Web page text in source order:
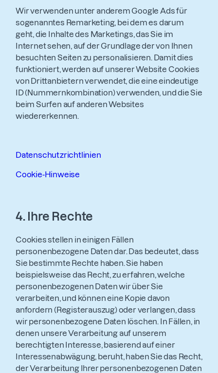
Wir verwenden unter anderem Google Ads für
sogenanntes Remarketing, bei dem es darum
geht, die Inhalte des Marketings, das Sie im
Internet sehen, auf der Grundlage der von Ihnen
besuchten Seiten zu personalisieren. Damit dies
funktioniert, werden auf unserer Website Cookies
von Drittanbietern verwendet, die eine eindeutige
ID (Nummernkombination) verwenden, und die Sie
beim Surfen auf anderen Websites
wiedererkennen.
Datenschutzrichtlinien
Cookie-Hinweise
4. Ihre Rechte
Cookies stellen in einigen Fällen
personenbezogene Daten dar. Das bedeutet, dass
Sie bestimmte Rechte haben. Sie haben
beispielsweise das Recht, zu erfahren, welche
personenbezogenen Daten wir über Sie
verarbeiten, und können eine Kopie davon
anfordern (Registerauszug) oder verlangen, dass
wir personenbezogene Daten löschen. In Fällen, in
denen unsere Verarbeitung auf unserem
berechtigten Interesse, basierend auf einer
Interessenabwägung, beruht, haben Sie das Recht,
der Verarbeitung Ihrer personenbezogenen Daten